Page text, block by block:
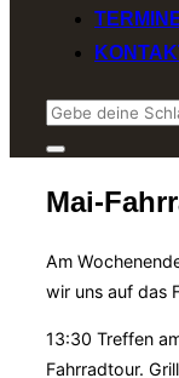
Suchen
nach:
Seitenleiste
Navigation
umschalten
Mai-
Am
wir uns auf das
13:30 Treffen
Fahrradtour.